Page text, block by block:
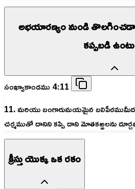
అభయారణ్యం నుండి
కప్పబడి
సంఖ్యాకాండము 4:11
11. మరియు బంగారుమయమైన బలిపీఠముమీద
చర్మముతో దానిని కప్పి దాని మోతకఱ్ఱలను
క్రీస్తు యొక్క ఒక రకం